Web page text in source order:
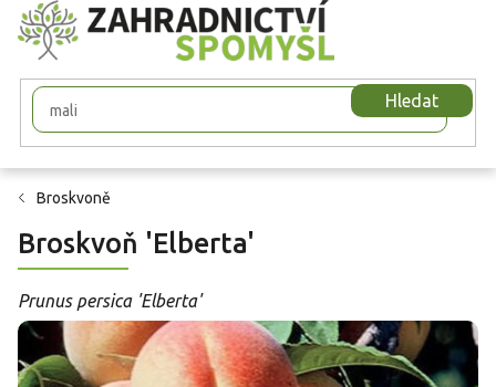
Přejít
na
obsah
Hledat
Broskvoně
Broskvoň 'Elberta'
Prunus persica 'Elberta'